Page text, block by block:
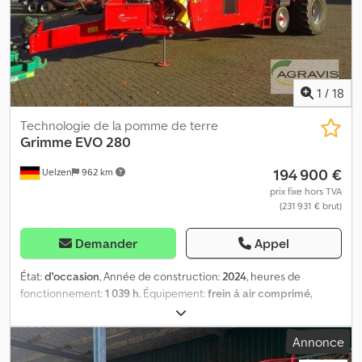
roulant (0320) Centrage automatique de l’essieu (0330)
Compensation automatique de l’inclinaison (0340) Pneumatiques
850/50R30,5 (0350) Essieu télescopique à gauche (0360)
SmartView Pro (0370) Kit d’éclairage Pro (0380) Terminal de
commande CCI 1200 (0390) Grimme GBX 860/871 (0400) Joystick
multifonctions (0410) Système de caméras avec moniteur (0420)
1 / 18
Uelzen 962 km
Technologie de la pomme de terre
Grimme EVO 280
194 900 €
prix fixe hors TVA
(231 931 € brut)
Demander Appel
État:d'occasion, Année de construction:2024, heures de
fonctionnement:1 039 h, Équipement:frein à air comprimé,
, EVO 280 (0010) Grimme EVO 280 Gen II
(0020) Variante EVO 280 ClodSep (0030) Pays d'utilisation :
Allemagne (0040) Équipement pour l'Allemagne (0050)
Annonce